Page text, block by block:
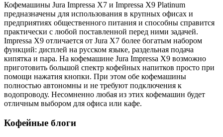
Кофемашины Jura Impressa X7 и Impressa X9 Platinum
предназначены для использования в крупных офисах и
предприятиях общественного питания и способны справится
практически с любой поставленной перед ними задачей.
Impressa X9 отличается от Jura X7 более богатым набором
функций: дисплей на русском языке, раздельная подача
кипятка и пара. На кофемашине Jura Impressa X9 возможно
приготовить большой спектр кофейных напитков просто при
помощи нажатия кнопки. При этом обе кофемашины
полностью автономны и не требуют подключения к
водопроводу. Несомненно любая из этих кофемашин будет
отличным выбором для офиса или кафе.
Кофейные блоги